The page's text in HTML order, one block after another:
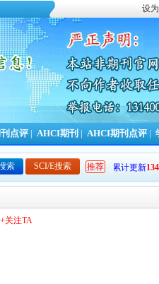
设
点评 AHCI期刊 AHCI期刊点评
索 SCI/E搜索 推荐
周累计更新754条，本年累计更新13450
+关注TA